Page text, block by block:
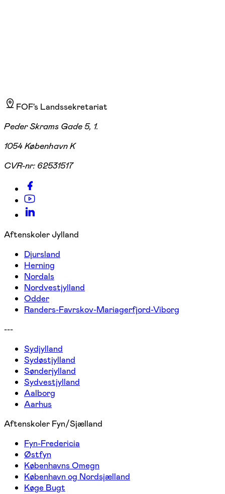
FOF's Landssekretariat
Peder Skrams Gade 5, 1.
1054 København K
CVR-nr: 62531517
Aftenskoler Jylland
Djursland
Herning
Nordals
Nordvestjylland
Odder
Randers-Favrskov-Mariagerfjord-Viborg
---
Sydjylland
Sydøstjylland
Sønderjylland
Sydvestjylland
Aalborg
Aarhus
Aftenskoler Fyn/Sjælland
Fyn-Fredericia
Østfyn
Københavns Omegn
København og Nordsjælland
Køge Bugt